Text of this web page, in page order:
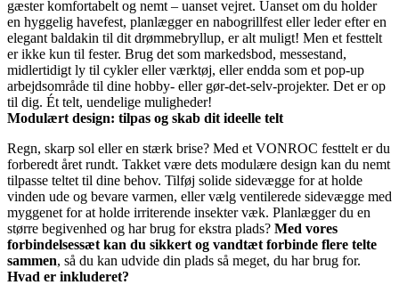
gæster komfortabelt og nemt – uanset vejret. Uanset om du holder
en hyggelig havefest, planlægger en nabogrillfest eller leder efter en
elegant baldakin til dit drømmebryllup, er alt muligt! Men et festtelt
er ikke kun til fester. Brug det som markedsbod, messestand,
midlertidigt ly til cykler eller værktøj, eller endda som et pop-up
arbejdsområde til dine hobby- eller gør-det-selv-projekter. Det er op
til dig. Ét telt, uendelige muligheder!
Modulært design: tilpas og skab dit ideelle telt
Regn, skarp sol eller en stærk brise? Med et VONROC festtelt er du
forberedt året rundt. Takket være dets modulære design kan du nemt
tilpasse teltet til dine behov. Tilføj solide sidevægge for at holde
vinden ude og bevare varmen, eller vælg ventilerede sidevægge med
myggenet for at holde irriterende insekter væk. Planlægger du en
større begivenhed og har brug for ekstra plads? Med vores
forbindelsessæt kan du sikkert og vandtæt forbinde flere telte
sammen, så du kan udvide din plads så meget, du har brug for.
Hvad er inkluderet?